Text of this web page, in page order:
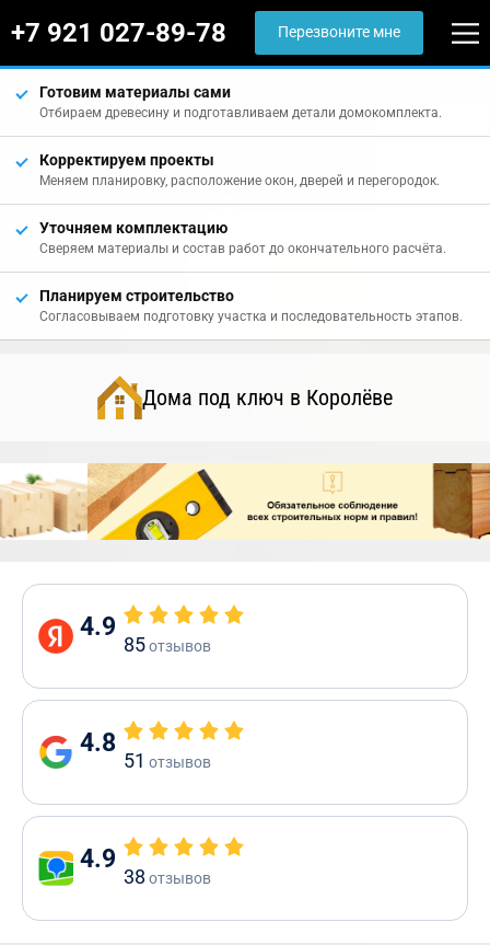
+7 921 027-89-78 Перезвоните мне
Готовим материалы сами
Отбираем древесину и подготавливаем детали домокомплекта.
Корректируем проекты
Меняем планировку, расположение окон, дверей и перегородок.
Уточняем комплектацию
Сверяем материалы и состав работ до окончательного расчёта.
Планируем строительство
Согласовываем подготовку участка и последовательность этапов.
Дома под ключ в Королёве
4.9
85отзывов
4.8
51 отзывов
4.9
38 отзывов